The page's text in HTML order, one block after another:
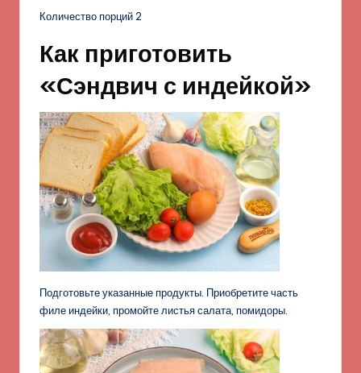
Количество порций 2
Как приготовить
«Сэндвич с индейкой»
Подготовьте указанные продукты. Приобретите часть
филе индейки, промойте листья салата, помидоры.